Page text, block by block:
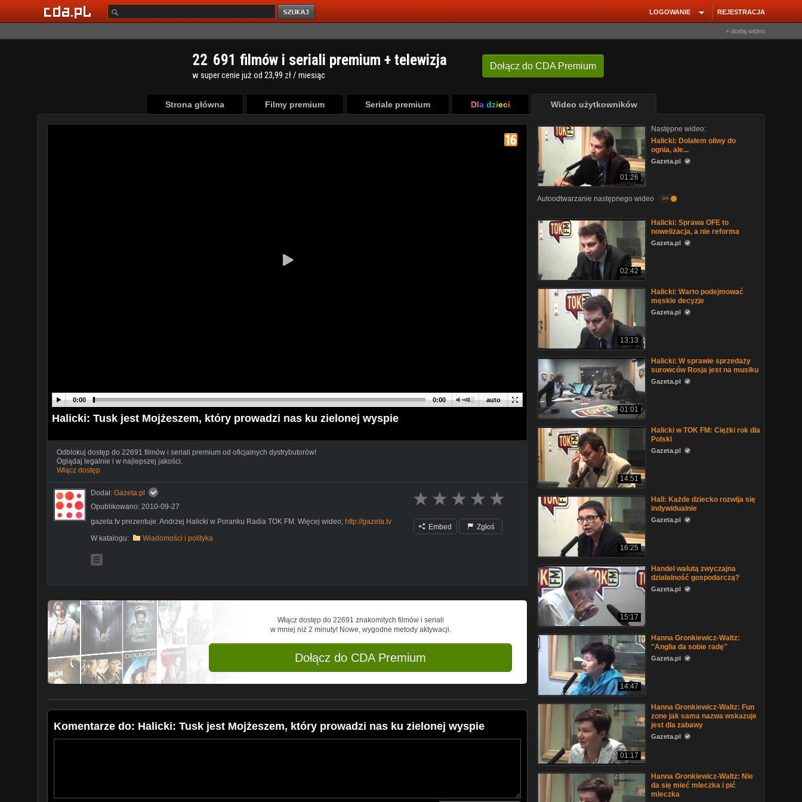
REJESTRACJA
LOGOWANIE
+ dodaj wideo
Dołącz do CDA Premium
22 691 filmów i seriali premium + telewizja
w super cenie już od 23,99 zł / miesiąc
Strona główna Filmy premium Seriale premium Dla dzieci Wideo użytkowników
auto
0:00 0:00
Halicki: Tusk jest Mojżeszem, który prowadzi nas ku zielonej wyspie
Odblokuj dostęp do 22691 filmów i seriali premium od oficjalnych dystrybutorów!
Oglądaj legalnie i w najlepszej jakości.
Włącz dostęp
Dodał: Gazeta.pl
Opublikowano: 2010-09-27
gazeta.tv prezentuje: Andrzej Halicki w Poranku Radia TOK FM. Więcej wideo; http://gazeta.tv
W katalogu:
Wiadomości i polityka
Embed Zgłoś
Włącz dostęp do 22691 znakomitych filmów i seriali
w mniej niż 2 minuty! Nowe, wygodne metody aktywacji.
Dołącz do CDA Premium
Komentarze do: Halicki: Tusk jest Mojżeszem, który prowadzi nas ku zielonej wyspie
01:26
Następne wideo:
Halicki: Dolałem oliwy do
ognia, ale...
Gazeta.pl
Autoodtwarzanie następnego wideo on
02:42
Halicki: Sprawa OFE to
nowelizacja, a nie reforma
Gazeta.pl
13:13
Halicki: Warto podejmować
męskie decyzje
Gazeta.pl
01:01
Halicki: W sprawie sprzedaży
surowców Rosja jest na musiku
Gazeta.pl
14:51
Halicki w TOK FM: Ciężki rok dla
Polski
Gazeta.pl
16:25
Hall: Każde dziecko rozwija się
indywidualnie
Gazeta.pl
15:17
Handel walutą zwyczajna
działalność gospodarczą?
Gazeta.pl
14:47
Hanna Gronkiewicz-Waltz:
''Anglia da sobie radę''
Gazeta.pl
01:17
Hanna Gronkiewicz-Waltz: Fun
zone jak sama nazwa wskazuje
jest dla zabawy
Gazeta.pl
Hanna Gronkiewicz-Waltz: Nie
da się mieć mleczka i pić
mleczka